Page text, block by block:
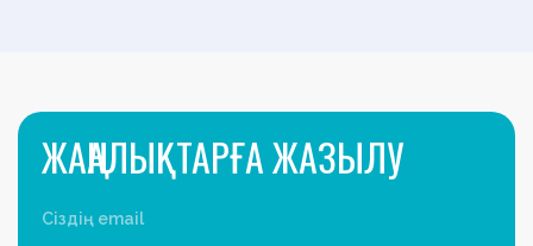
ЖАҢАЛЫҚТАРҒА ЖАЗЫЛУ